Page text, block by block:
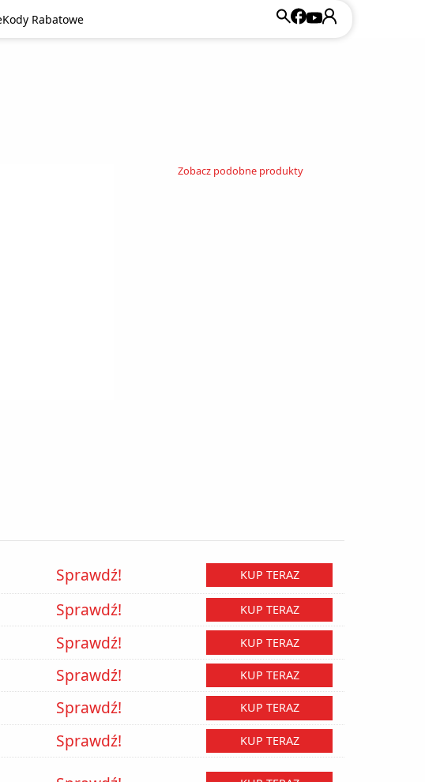
Kody Rabatowe
Zobacz podobne produkty
Sprawdź! KUP TERAZ
Sprawdź! KUP TERAZ
Sprawdź! KUP TERAZ
Sprawdź! KUP TERAZ
Sprawdź! KUP TERAZ
Sprawdź! KUP TERAZ